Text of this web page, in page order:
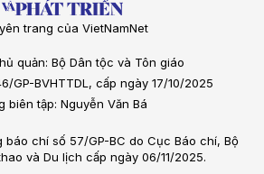
trang của VietNamNet
quản: Bộ Dân tộc và Tôn giáo
GP-BVHTTDL, cấp ngày 17/10/2025
biên tập: Nguyễn Văn Bá
báo chí số 57/GP-BC do Cục Báo chí, Bộ
và Du lịch cấp ngày 06/11/2025.